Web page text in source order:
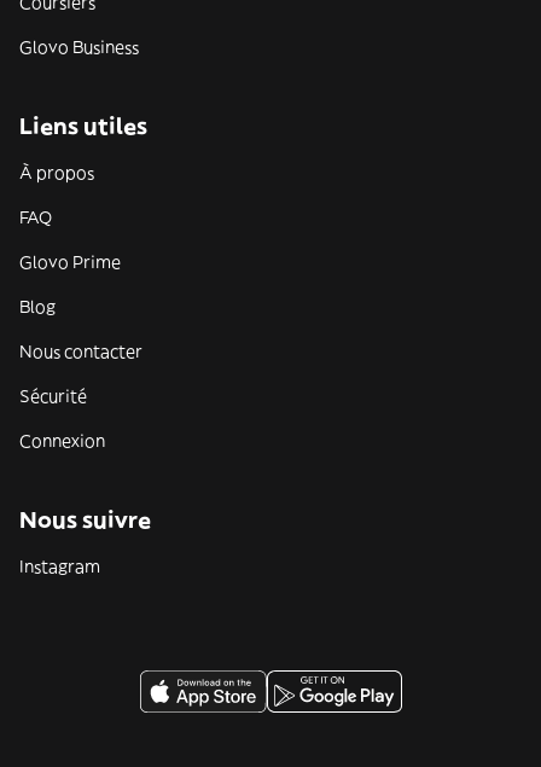
Glovo Business
Liens utiles
À propos
FAQ
Glovo Prime
Blog
Nous contacter
Sécurité
Connexion
Nous suivre
Instagram